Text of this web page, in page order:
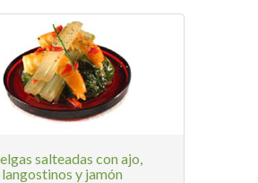
salteadas con ajo,
langostinos y jamón